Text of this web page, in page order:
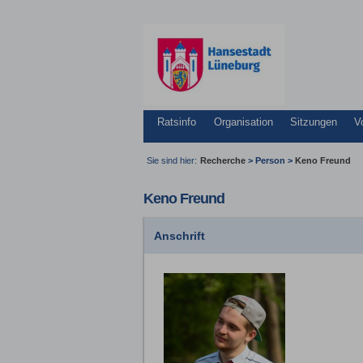
Ratsinfo Organisation Sitzungen
Sie sind hier: Recherche > Person > Keno Freund
Keno Freund
Anschrift